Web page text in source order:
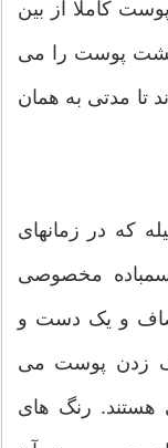
کاملا از بین
پشت پوست را می
تا مدتی به همان
که در زمانهای
مخصوصی
صاف و یک دست و
زدن پوست می
هستند. رنگ های